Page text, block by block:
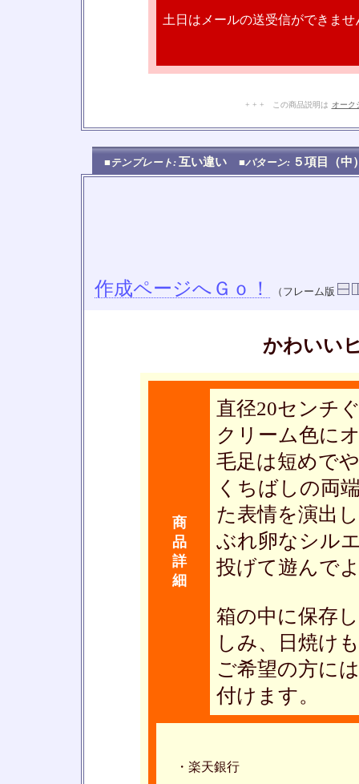
土日はメールの送受信ができませ
+ + + この商品説明は オーク
■テンプレート: 互い違い ■パターン: ５項目（
作成ページへＧｏ！ （フレーム版
かわいい
商
品
詳
細
直径20センチ
クリーム色に
毛足は短めで
くちばしの両
た表情を演出
ぶれ卵なシル
投げて遊んで
箱の中に保存
しみ、日焼け
ご希望の方に
付けます。
・楽天銀行